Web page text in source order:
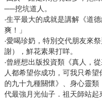
──挖坑道人。
‧生平最大的成就是講解《道
爽！」
‧愛喝珍奶，特別交代朋友來
謝），鮮花素果打咩。
‧曾經想出版投資類《真人，
人都希望你成功，可我只希
的九十九種關懷》、身心靈
代最強月光仙子．祖天師站